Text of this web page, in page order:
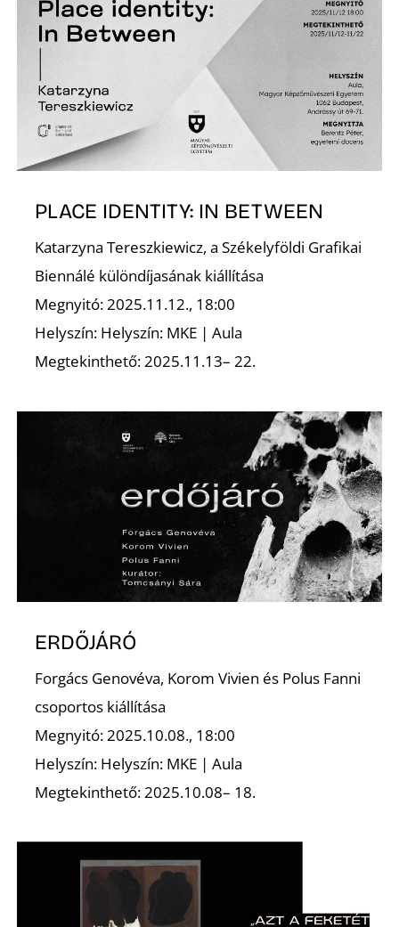
PLACE IDENTITY: IN BETWEEN
Katarzyna Tereszkiewicz, a Székelyföldi Grafikai
Biennálé különdíjasának kiállítása
Megnyitó: 2025.11.12., 18:00
Helyszín: Helyszín: MKE | Aula
Megtekinthető: 2025.11.13– 22.
ERDŐJÁRÓ
Forgács Genovéva, Korom Vivien és Polus Fanni
csoportos kiállítása
Megnyitó: 2025.10.08., 18:00
Helyszín: Helyszín: MKE | Aula
Megtekinthető: 2025.10.08– 18.